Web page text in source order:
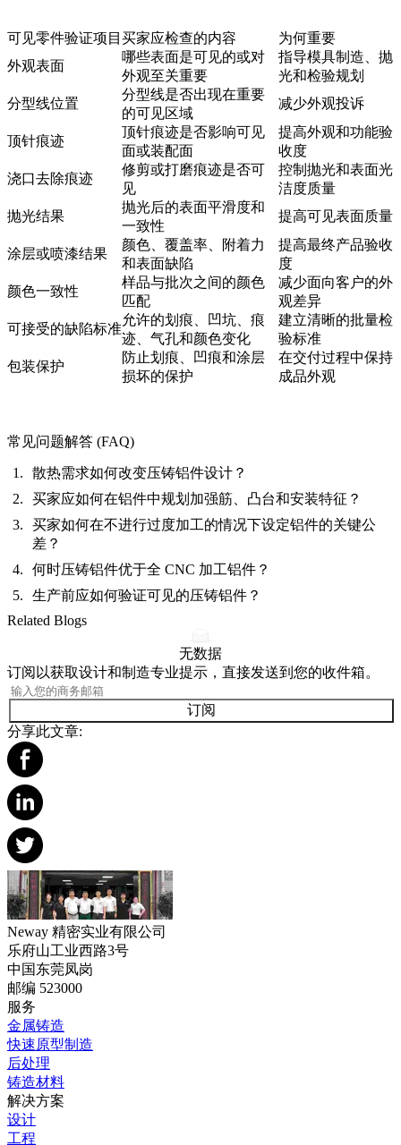
可见零件验证项目 买家应检查的内容
为何重要
外观表面
哪些表面是可见的或对
外观至关重要
指导模具制造、抛
光和检验规划
分型线位置
分型线是否出现在重要
的可见区域
减少外观投诉
顶针痕迹
顶针痕迹是否影响可见
面或装配面
提高外观和功能验
收度
浇口去除痕迹
修剪或打磨痕迹是否可
见
控制抛光和表面光
洁度质量
抛光结果
抛光后的表面平滑度和
一致性
提高可见表面质量
涂层或喷漆结果
颜色、覆盖率、附着力
和表面缺陷
提高最终产品验收
度
颜色一致性
样品与批次之间的颜色
匹配
减少面向客户的外
观差异
可接受的缺陷标准
允许的划痕、凹坑、痕
迹、气孔和颜色变化
建立清晰的批量检
验标准
包装保护
防止划痕、凹痕和涂层
损坏的保护
在交付过程中保持
成品外观
常见问题解答 (FAQ)
散热需求如何改变压铸铝件设计？
买家应如何在铝件中规划加强筋、凸台和安装特征？
买家如何在不进行过度加工的情况下设定铝件的关键公
差？
何时压铸铝件优于全 CNC 加工铝件？
生产前应如何验证可见的压铸铝件？
Related Blogs
无数据
订阅以获取设计和制造专业提示，直接发送到您的收件箱。
订阅
分享此文章:
Neway 精密实业有限公司
乐府山工业西路3号
中国东莞凤岗
邮编 523000
服务
金属铸造
快速原型制造
后处理
铸造材料
解决方案
设计
工程